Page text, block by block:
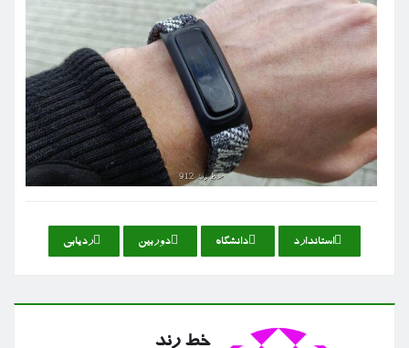
استاندارد دانشگاه دوربین ردیابی
خط رند